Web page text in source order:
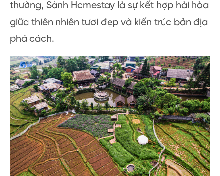
thường, Sành Homestay là sự kết hợp hài hòa
giữa thiên nhiên tươi đẹp và kiến trúc bản địa
phá cách.